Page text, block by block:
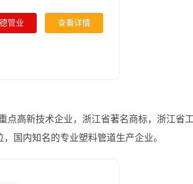
管业 查看详情
点高新技术企业，浙江省著名商标，浙江省
国内知名的专业塑料管道生产企业。